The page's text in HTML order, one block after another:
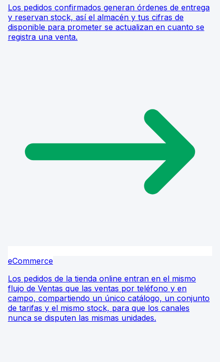
Los pedidos confirmados generan órdenes de entrega
y reservan stock, así el almacén y tus cifras de
disponible para prometer se actualizan en cuanto se
registra una venta.
eCommerce
Los pedidos de la tienda online entran en el mismo
flujo de Ventas que las ventas por teléfono y en
campo, compartiendo un único catálogo, un conjunto
de tarifas y el mismo stock, para que los canales
nunca se disputen las mismas unidades.